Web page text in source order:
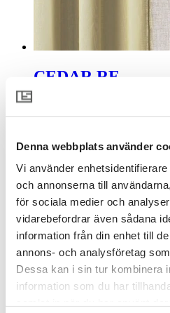
Denna webbplats använder
Vi använder
och annonserna till
för sociala medier och
vidarebefordrar även sådana
information från din enhet till
annons- och analysföretag
Dessa kan i sin tur kombinera
information som du har
CEDAR RE